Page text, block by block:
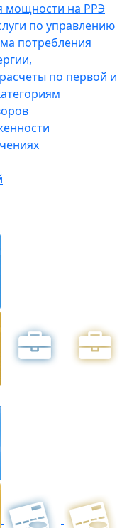
мощности на РРЭ
по управлению
потребления
по первой и